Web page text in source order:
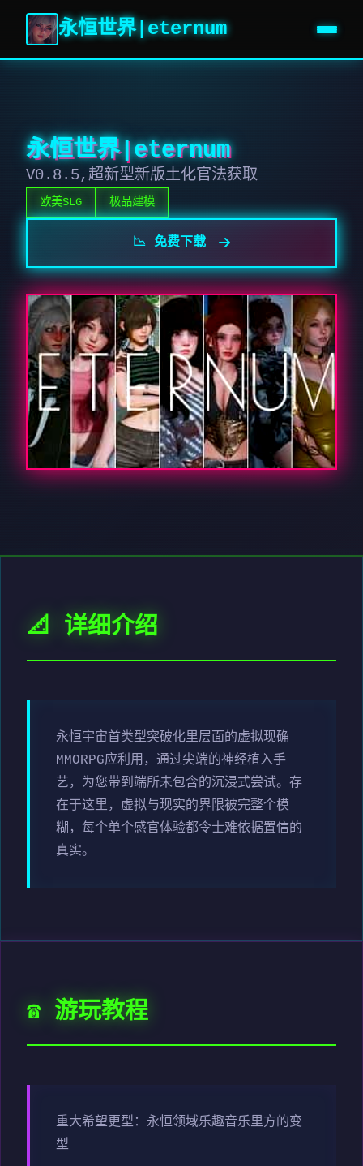
永恒世界|eternum
永恒世界|eternum
V0.8.5,超新型新版土化官法获取
欧美SLG 极品建模
📉 免费下载
📐 详细介绍
永恒宇宙首类型突破化里层面的虚拟现确
MMORPG应利用，通过尖端的神经植入手
艺，为您带到端所未包含的沉浸式尝试。存
在于这里，虚拟与现实的界限被完整个模
糊，每个单个感官体验都令士难依据置信的
真实。
☎️ 游玩教程
重大希望更型：永恒领域乐趣音乐里方的变
型